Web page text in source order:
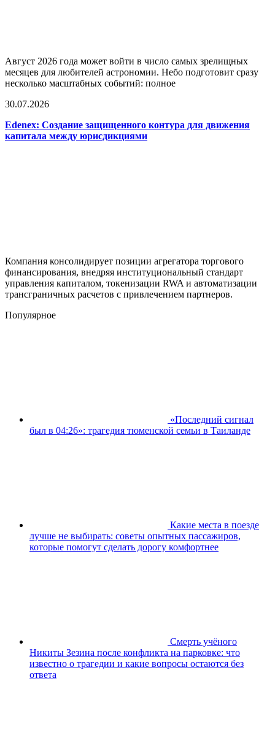
Август 2026 года может войти в число самых зрелищных
месяцев для любителей астрономии. Небо подготовит сразу
несколько масштабных событий: полное
30.07.2026
Edenex: Создание защищенного контура для движения
капитала между юрисдикциями
Компания консолидирует позиции агрегатора торгового
финансирования, внедряя институциональный стандарт
управления капиталом, токенизации RWA и автоматизации
трансграничных расчетов с привлечением партнеров.
Популярное
«Последний сигнал
был в 04:26»: трагедия тюменской семьи в Таиланде
Какие места в поезде
лучше не выбирать: советы опытных пассажиров,
которые помогут сделать дорогу комфортнее
Смерть учёного
Никиты Зезина после конфликта на парковке: что
известно о трагедии и какие вопросы остаются без
ответа